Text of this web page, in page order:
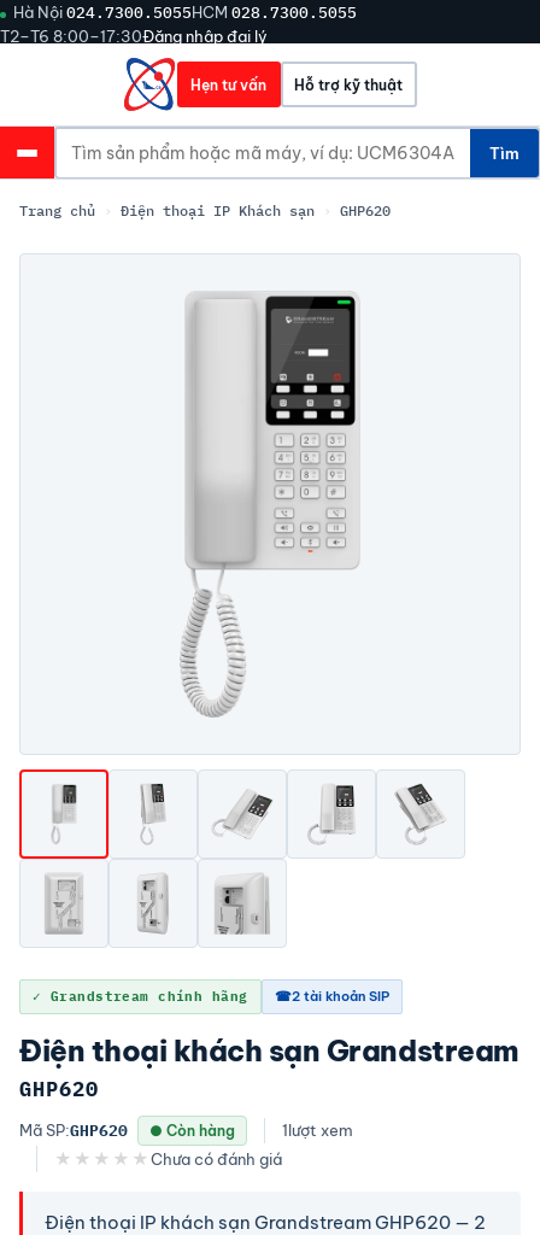
Hà Nội024.7300.5055HCM 028.7300.5055
T2–T6 8:00–17:30Đăng nhập đại lý
Hẹn tư vấn Hỗ trợ kỹ thuật
Tìm
Trang chủ › Điện thoại IP Khách sạn › GHP620
✓ Grandstream chính hãng ☎2 tài khoản SIP
Điện thoại khách sạn Grandstream
GHP620
Mã SP:GHP620 ● Còn hàng 1lượt xem
★★★★★ Chưa có đánh giá
Điện thoại IP khách sạn Grandstream GHP620 — 2